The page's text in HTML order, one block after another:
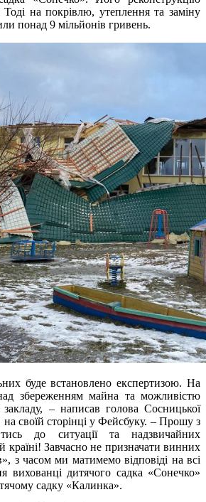
на покрівлю, утеплення та заміну
понад 9 мільйонів гривень.
буде встановлено експертизою. На
збереженням майна та можливістю
– написав голова Сосницької
своїй сторінці у Фейсбуку. – Прошу з
до ситуації та надзвичайних
країні! Завчасно не призначати винних
з часом ми матимемо відповіді на всі
вихованці дитячого садка «Сонечко»
садку «Калинка».